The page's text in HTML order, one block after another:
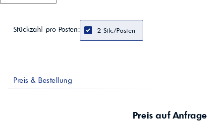
<0,01 Vol-%
Olefine
0,01 Vol-%
Stückzahl pro Posten: 2 Stk./Posten
Preis & Bestellung
Preis auf Anfrage